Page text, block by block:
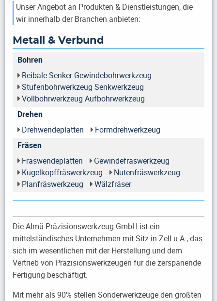
Unser Angebot an Produkten & Dienstleistungen, die
wir innerhalb der Branchen anbieten:
Metall & Verbund
Bohren
Reibale Senker Gewindebohrwerkzeug
Stufenbohrwerkzeug Senkwerkzeug
Vollbohrwerkzeug Aufbohrwerkzeug
Drehen
Drehwendeplatten
Formdrehwerkzeug
Fräsen
Fräswendeplatten
Gewindefräswerkzeug
Kugelkopffräswerkzeug
Nutenfräswerkzeug
Planfräswerkzeug
Wälzfräser
Die Almü Präzisionswerkzeug GmbH ist ein
mittelständisches Unternehmen mit Sitz in Zell u.A., das
sich im wesentlichen mit der Herstellung und dem
Vertrieb von Präzisionswerkzeugen für die zerspanende
Fertigung beschäftigt.
Mit mehr als 90% stellen Sonderwerkzeuge den größten